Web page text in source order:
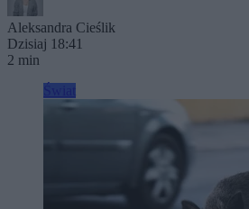
Aleksandra Cieślik
Dzisiaj 18:41
2 min